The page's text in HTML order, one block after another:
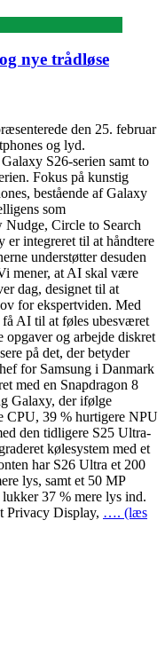
nye trådløse
den 25. februar
og lyd.
S26-serien samt to
Fokus på kunstig
bestående af Galaxy
som
Circle to Search
er integreret til at håndtere
understøtter desuden
mener, at AI skal være
dag, designet til at
for ekspertviden. Med
få AI til at føles ubesværet
og arbejde diskret
på det, der betyder
for Samsung i Danmark
med en Snapdragon 8
Galaxy, der ifølge
CPU, 39 % hurtigere NPU
den tidligere S25 Ultra-
kølesystem med et
har S26 Ultra et 200
lys, samt et 50 MP
37 % mere lys ind.
Privacy Display, …. (læs